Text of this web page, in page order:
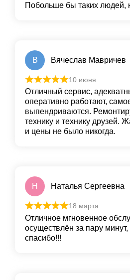
Побольше бы таких людей,
В Вячеслав Мавричев
10 июня
Отличный сервис,
оперативно работают,
выпендриваются.
технику и технику друзей.
и цены не было никогда.
Н Наталья Сергеевна
18 марта
Отличное мгновенное
осуществлён за пару
спасибо!!!